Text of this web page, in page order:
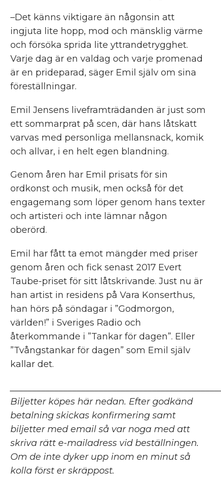
–Det känns viktigare än någonsin att
ingjuta lite hopp, mod och mänsklig värme
och försöka sprida lite yttrandetrygghet.
Varje dag är en valdag och varje promenad
är en prideparad, säger Emil själv om sina
föreställningar.
Emil Jensens liveframträdanden är just som
ett sommarprat på scen, där hans låtskatt
varvas med personliga mellansnack, komik
och allvar, i en helt egen blandning.
Genom åren har Emil prisats för sin
ordkonst och musik, men också för det
engagemang som löper genom hans texter
och artisteri och inte lämnar någon
oberörd.
Emil har fått ta emot mängder med priser
genom åren och fick senast 2017 Evert
Taube-priset för sitt låtskrivande. Just nu är
han artist in residens på Vara Konserthus,
han hörs på söndagar i ”Godmorgon,
världen!” i Sveriges Radio och
återkommande i ”Tankar för dagen”. Eller
”Tvångstankar för dagen” som Emil själv
kallar det.
Biljetter köpes här nedan. Efter godkänd
betalning skickas konfirmering samt
biljetter med email så var noga med att
skriva rätt e-mailadress vid beställningen.
Om de inte dyker upp inom en minut så
kolla först er skräppost.